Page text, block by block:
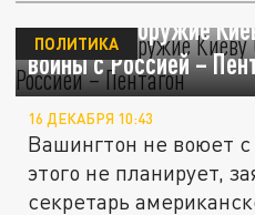
Поставляя оружие
войны с Россией –
ПОЛИТИКА
16 ДЕКАБРЯ 10:43
Вашингтон не воюет
этого не планирует,
секретарь